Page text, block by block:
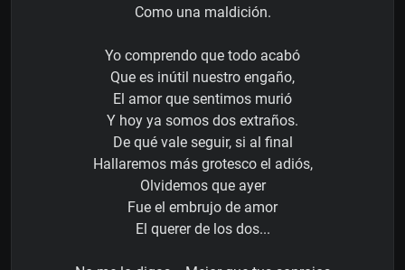
Como una maldición.
Yo comprendo que todo acabó
Que es inútil nuestro engaño,
El amor que sentimos murió
Y hoy ya somos dos extraños.
De qué vale seguir, si al final
Hallaremos más grotesco el adiós,
Olvidemos que ayer
Fue el embrujo de amor
El querer de los dos...